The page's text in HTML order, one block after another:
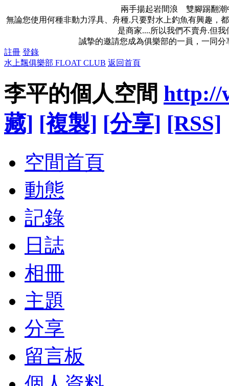
兩手揚起岩間浪 雙腳踢翻
無論您使用何種非動力浮具、舟種.只要對水上釣魚有興趣，
是商家....所以我們不賣舟.但
誠摯的邀請您成為俱樂部的一員，一同
註冊 登錄
水上飄俱樂部 FLOAT CLUB 返回首頁
李平的個人空間 http://
藏] [複製] [分享] [RSS]
空間首頁
動態
記錄
日誌
相冊
主題
分享
留言板